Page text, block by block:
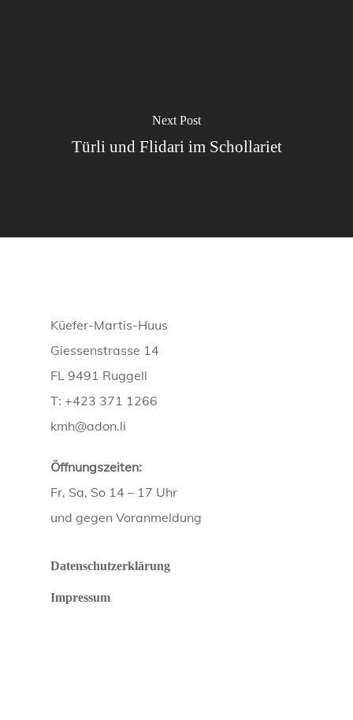
Next Post
Türli und Flidari im Schollariet
Küefer-Martis-Huus
Giessenstrasse 14
FL 9491 Ruggell
T: +423 371 1266
kmh@adon.li
Öffnungszeiten:
Fr, Sa, So 14 – 17 Uhr
und gegen Voranmeldung
Datenschutzerklärung
Impressum